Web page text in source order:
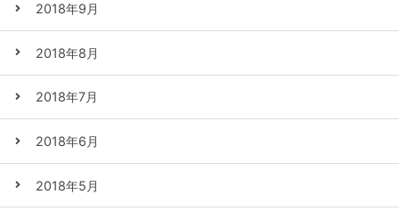
2018年9月
2018年8月
2018年7月
2018年6月
2018年5月